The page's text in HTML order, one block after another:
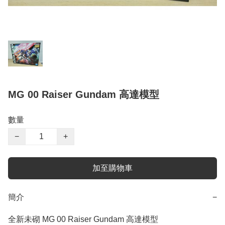
MG 00 Raiser Gundam 高達模型
數量
−
+
加至購物車
簡介 −
全新未砌 MG 00 Raiser Gundam 高達模型